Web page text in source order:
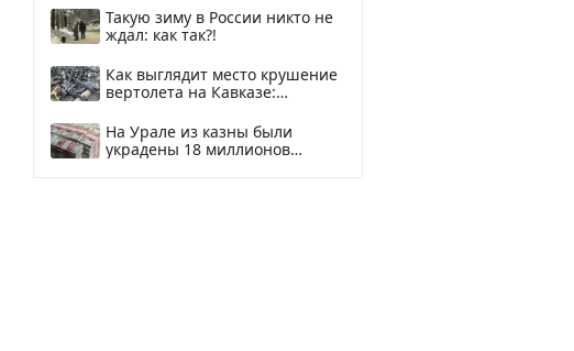
Такую зиму в России никто не
ждал: как так?!
Как выглядит место крушение
вертолета на Кавказе:
На Урале из казны были
украдены 18 миллионов